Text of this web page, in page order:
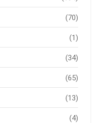
(70)
(1)
(34)
(65)
(13)
(4)